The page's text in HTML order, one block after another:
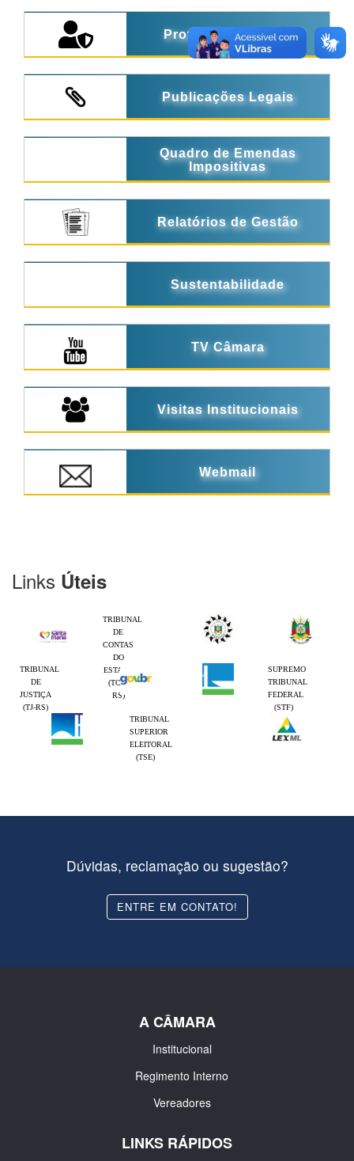
Proteção de Dados
Publicações Legais
Quadro de Emendas
Impositivas
Relatórios de Gestão
Sustentabilidade
TV Câmara
Visitas Institucionais
Webmail
Links Úteis
TRIBUNAL
DE
CONTAS
DO
ESTADO
(TCE-
RS)
TRIBUNAL
DE
JUSTIÇA
(TJ-RS)
SUPREMO
TRIBUNAL
FEDERAL
(STF)
TRIBUNAL
SUPERIOR
ELEITORAL
(TSE)
Dúvidas, reclamação ou sugestão?
ENTRE EM CONTATO!
A CÂMARA
Institucional
Regimento Interno
Vereadores
LINKS RÁPIDOS